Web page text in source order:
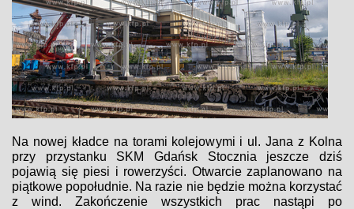
Na nowej kładce na torami kolejowymi i ul. Jana z Kolna
przy przystanku SKM Gdańsk Stocznia jeszcze dziś
pojawią się piesi i rowerzyści. Otwarcie zaplanowano na
piątkowe popołudnie. Na razie nie będzie można korzystać
z wind. Zakończenie wszystkich prac nastąpi po